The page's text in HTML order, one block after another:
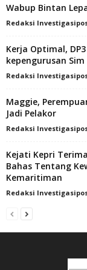
Wabup Bintan
Redaksi
Kerja Optimal,
kepengurusan
Redaksi
Maggie,
Jadi Pelakor
Redaksi
Kejati Kepri
Bahas Tentang
Kemaritiman
Redaksi